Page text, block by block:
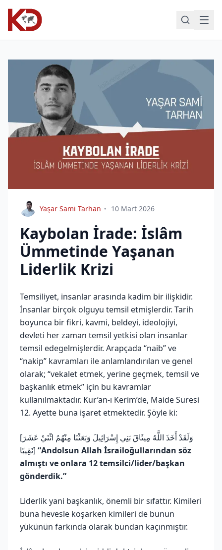
Yaşar Sami Tarhan 10 Mart 2026
Kaybolan İrade: İslâm
Ümmetinde Yaşanan
Liderlik Krizi
Temsiliyet, insanlar arasında kadim bir ilişkidir.
İnsanlar birçok olguyu temsil etmişlerdir. Tarih
boyunca bir fikri, kavmi, beldeyi, ideolojiyi,
devleti her zaman temsil yetkisi olan insanlar
temsil edegelmişlerdir. Arapçada “naib” ve
“nakip” kavramları ile anlamlandırılan ve genel
olarak; “vekalet etmek, yerine geçmek, temsil ve
başkanlık etmek” için bu kavramlar
kullanılmaktadır. Kur’an-ı Kerim’de, Maide Suresi
12. Ayette buna işaret etmektedir. Şöyle ki:
[وَلَقَدْ أَخَذَ اللَّهُ مِيثَاقَ بَنِي إِسْرَائِيلَ وَبَعَثْنَا مِنْهُمُ اثْنَيْ عَشَرَ
نَقِيبًا] “Andolsun Allah İsrailoğullarından söz
almıştı ve onlara 12 temsilci/lider/başkan
gönderdik.”
Liderlik yani başkanlık, önemli bir sıfattır. Kimileri
buna hevesle koşarken kimileri de bunun
yükünün farkında olarak bundan kaçınmıştır.